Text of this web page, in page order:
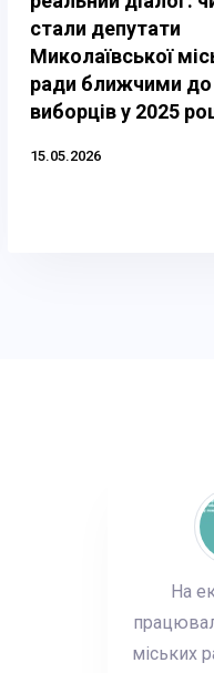
стали депутати
Миколаївської
ради ближчими до
виборців у 2025
15.05.2026
На
міських